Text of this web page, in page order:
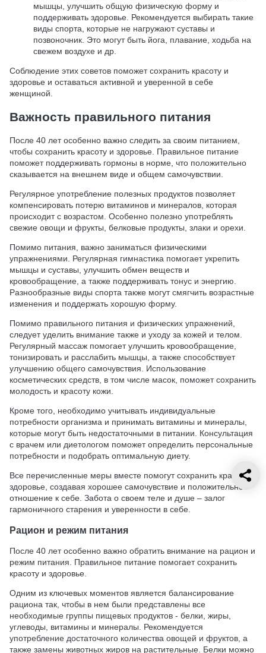
мышцы, улучшить общую физическую форму и
поддерживать здоровье. Рекомендуется выбирать такие
виды спорта, которые не нагружают суставы и
позвоночник. Это могут быть йога, плавание, ходьба на
свежем воздухе и др.
Соблюдение этих советов поможет сохранить красоту и
здоровье и оставаться активной и уверенной в себе
женщиной.
Важность правильного питания
После 40 лет особенно важно следить за своим питанием,
чтобы сохранить красоту и здоровье. Правильное питание
поможет поддерживать гормоны в норме, что положительно
сказывается на внешнем виде и общем самочувствии.
Регулярное употребление полезных продуктов позволяет
компенсировать потерю витаминов и минералов, которая
происходит с возрастом. Особенно полезно употреблять
свежие овощи и фрукты, белковые продукты, злаки и орехи.
Помимо питания, важно заниматься физическими
упражнениями. Регулярная гимнастика помогает укрепить
мышцы и суставы, улучшить обмен веществ и
кровообращение, а также поддерживать тонус и энергию.
Разнообразные виды спорта также могут смягчить возрастные
изменения и поддержать хорошую форму.
Помимо правильного питания и физических упражнений,
следует уделить внимание также и уходу за кожей и телом.
Регулярный массаж помогает улучшить кровообращение,
тонизировать и расслабить мышцы, а также способствует
улучшению общего самочувствия. Использование
косметических средств, в том числе масок, поможет сохранить
молодость и красоту кожи.
Кроме того, необходимо учитывать индивидуальные
потребности организма и принимать витамины и минералы,
которые могут быть недостаточными в питании. Консультация
с врачем или диетологом поможет определить персональные
потребности и подобрать оптимальную диету.
Все перечисленные меры вместе помогут сохранить красоту и
здоровье, создавая хорошее самочувствие и положительное
отношение к себе. Забота о своем теле и душе – залог
гармоничного старения и уверенности в себе.
Рацион и режим питания
После 40 лет особенно важно обратить внимание на рацион и
режим питания. Правильное питание помогает сохранить
красоту и здоровье.
Одним из ключевых моментов является балансирование
рациона так, чтобы в нем были представлены все
необходимые группы пищевых продуктов - белки, жиры,
углеводы, витамины и минералы. Рекомендуется
употребление достаточного количества овощей и фруктов, а
также замены животных жиров на растительные. Белки можно